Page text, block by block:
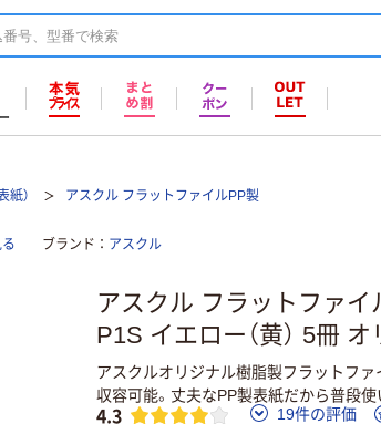
紙） アスクル フラットファイルPP製
ブランド アスクル
アスクル フラットファ
P1S イエロー（黄） 5冊
アスクルオリジナル樹脂製フラットフ
収容可能。丈夫なPP製表紙だから普段
4.3 19件の評価